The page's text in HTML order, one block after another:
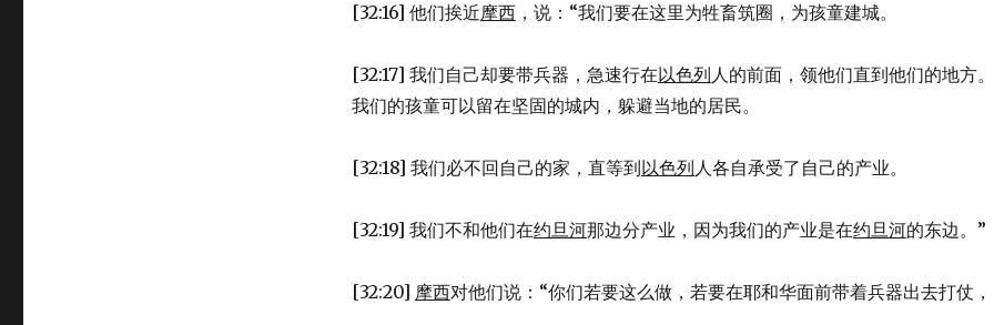
[32:16] 他们挨近摩西，说：“我们要在这里为牲畜筑圈，为孩童建城。
[32:17] 我们自己却要带兵器，急速行在以色列人的前面，领他们直到他们的地方。
我们的孩童可以留在坚固的城内，躲避当地的居民。
[32:18] 我们必不回自己的家，直等到以色列人各自承受了自己的产业。
[32:19] 我们不和他们在约旦河那边分产业，因为我们的产业是在约旦河的东边。”
[32:20] 摩西对他们说：“你们若要这么做，若要在耶和华面前带着兵器出去打仗，